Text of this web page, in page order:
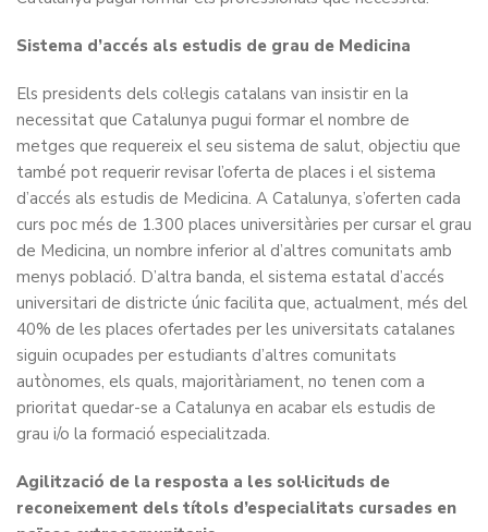
Sistema d’accés als estudis de grau de Medicina
Els presidents dels col·legis catalans van insistir en la
necessitat que Catalunya pugui formar el nombre de
metges que requereix el seu sistema de salut, objectiu que
també pot requerir revisar l’oferta de places i el sistema
d’accés als estudis de Medicina. A Catalunya, s’oferten cada
curs poc més de 1.300 places universitàries per cursar el grau
de Medicina, un nombre inferior al d’altres comunitats amb
menys població. D’altra banda, el sistema estatal d’accés
universitari de districte únic facilita que, actualment, més del
40% de les places ofertades per les universitats catalanes
siguin ocupades per estudiants d’altres comunitats
autònomes, els quals, majoritàriament, no tenen com a
prioritat quedar-se a Catalunya en acabar els estudis de
grau i/o la formació especialitzada.
Agilització de la resposta a les sol·licituds de
reconeixement dels títols d’especialitats cursades en